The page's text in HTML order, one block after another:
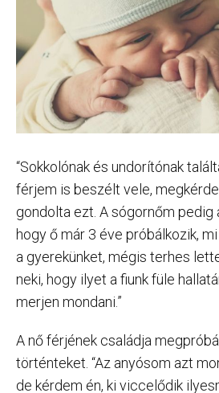
“Sokkolónak és undorítónak
férjem is beszélt vele,
gondolta ezt. A sógornőm pedig
hogy ő már 3 éve próbálkozik,
a gyerekünket, mégis terhes
neki, hogy ilyet a fiunk füle
merjen mondani.”
A nő férjének családja
történteket. “Az anyósom azt
de kérdem én, ki viccelődik